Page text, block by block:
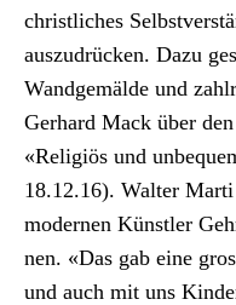
christlich­es
auszu­drück­en. Dazu
Wandgemälde und
Ger­hard Mack über
«Religiös und
18.12.16). Wal­ter
mod­er­nen Kün­stler
nen. «Das gab eine
und auch mit uns